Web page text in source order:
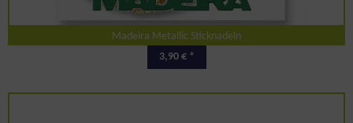
Madeira Metallic Sticknadeln
3,90 € *